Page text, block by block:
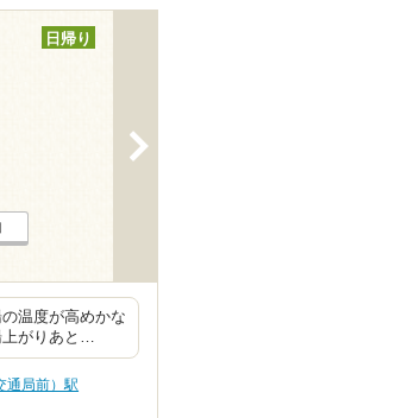
日帰り
温度が高めかな
がりあと…
通局前）駅